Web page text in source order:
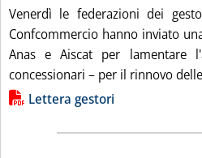
Venerdì le federazioni dei
Confcommercio hanno inviato
Anas e Aiscat per lamentare
concessionari – per il rinnovo
Lista allegati PDF alla
Lettera gestori